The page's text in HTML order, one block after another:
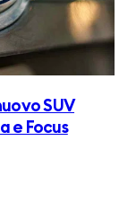
SUV
e Focus